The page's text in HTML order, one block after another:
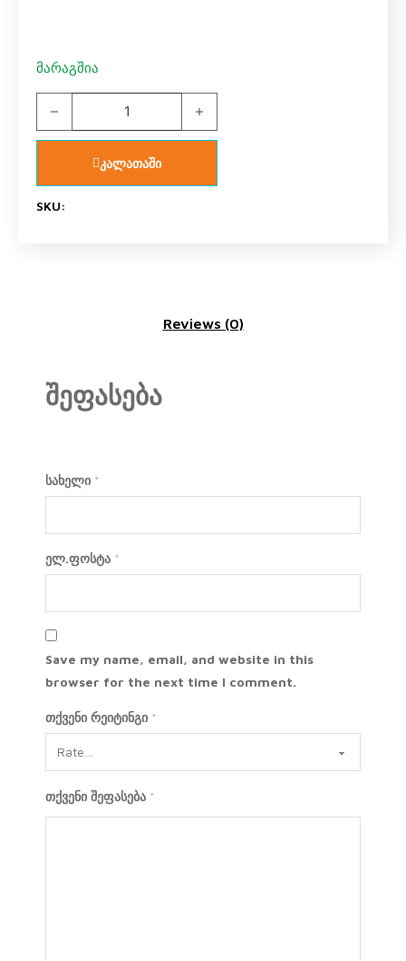
მარაგშია
ტიხარი უნივერსალი quantity
კალათაში
SKU:
Reviews (0)
შეფასება
სახელი *
ელ.ფოსტა *
Save my name, email, and website in this
browser for the next time I comment.
თქვენი რეიტინგი *
თქვენი შეფასება *